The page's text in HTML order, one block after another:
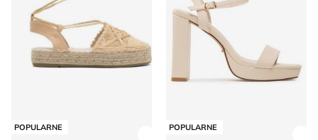
POPULARNE POPULARNE